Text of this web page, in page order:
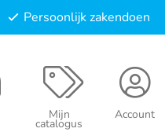
Persoonlijk zakendoen
Account
Mijn
catalogus